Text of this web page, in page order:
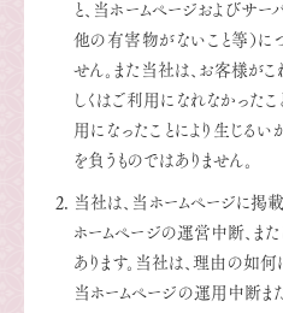
と、当ホームページおよびサー
他の有害物がないこと等）に
せん。また当社は、お客様がこ
しくはご利用になれなかったこ
用になったことにより生じる
を負うものではありません。
当社は、当ホームページに掲
ホームページの運営中断、ま
あります。当社は、理由の如何
当ホームページの運用中断ま